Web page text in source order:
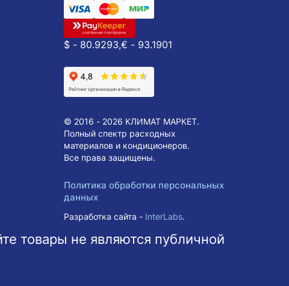
$ - 80.9293,€ - 93.1901
© 2016 - 2026 КЛИМАТ МАРКЕТ.
Полный спектр расходных
материалов и кондиционеров.
Все права защищены.
Политика обработки персональных
данных
Разработка сайта - InterLabs.
товары не являются публичной